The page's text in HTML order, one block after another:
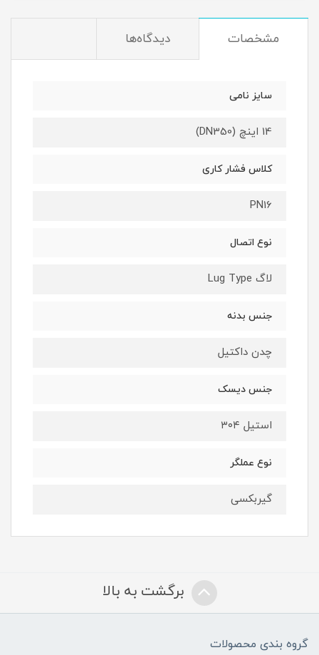
مشخصات دیدگاه‌ها
سایز نامی
14 اینچ (DN350)
کلاس فشار کاری
PN16
نوع اتصال
لاگ Lug Type
جنس بدنه
چدن داکتيل
جنس دیسک
استیل ۳۰۴
نوع عملگر
گیربکسی
برگشت به بالا
گروه بندی محصولات